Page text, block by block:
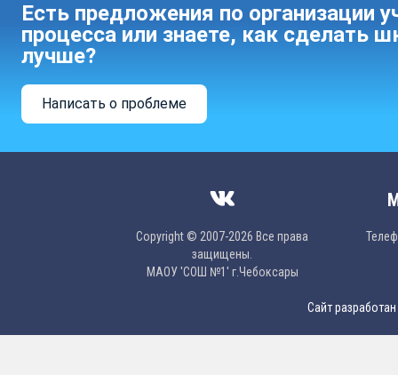
Есть предложения по организации
процесса или знаете, как сделать
лучше?
Написать о проблеме
Copyright © 2007-2026 Все права
защищены.
МAОУ 'CОШ №1' г.Чебоксары
Сайт